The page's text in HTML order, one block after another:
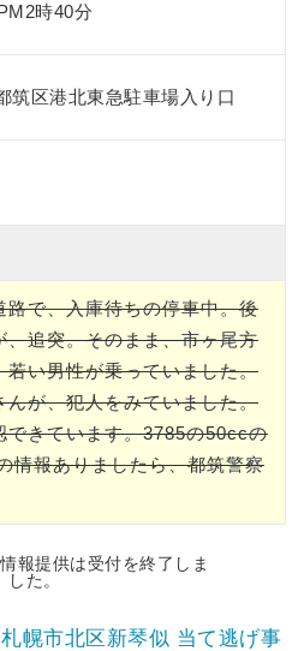
時40分
筑区港北東急駐車場入り口
路で、入庫待ちの停車中。後
、追突。そのまま、市ヶ尾方
若い男性が乗っていました。
んが、犯人をみていました。
できています。3785の50ccの
情報ありましたら、都筑警察
報提供は受付を終了しま
した。
幌市北区新琴似 当て逃げ事